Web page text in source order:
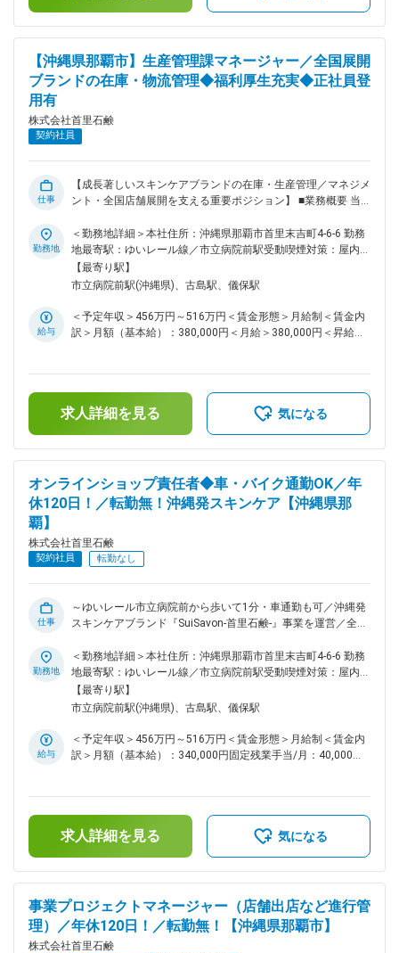
理、社内外との調整・渉外対応 ・チームメンバーのマネジメ
ン/ビジネスサポート領域を横断し、マルチな経験を活かせま
す。裁量が大きく、ブランドの進化を牽引できるポジションで
す。 ■就業環境 土日祝休み・年間休日120日以上／産休・育休
制度／事業所内保育園完備 ■企業魅力 「首里石鹸」は現在、
成長し、大きな転換期を迎えています。 私たちが目指すの
は、沖縄の魅力を世界へ届ける「世界のための沖縄」になるこ
と。 その実現に向け、組織体制と戦略の強化を図るべく、新
たにEC事業課長（オンラインショップ統括 / PM）を募集しま
す。 成長中の企業だからこそ味わえる、オンラインとビジネ
スサポートの領域を1マネジメントで推進できるところが最大
揮して組織を推進したい方に、ぜひチャレンジしていただきた
い環境です。 変更の範囲：会社の定める業務
【沖縄県那覇市】生産管理課マネージャー／全国展開
ブランドの在庫・物流管理◆福利厚生充実◆正社員登
用有
株式会社首里石鹸
契約社員
仕事
【成長著しいスキンケアブランドの在庫・生産管理／マネジメ
ント・全国店舗展開を支える重要ポジション】 ■業務概要 当
産管理課において、全国32店舗およびECサイトの在庫・生産
管理全般を担当いただきます。拡大を続ける事業において、需
給予測、発注計画、物流調整、在庫最適化、課題解決のPDCA
実行など、ブランド成長を支える要となる役割です。生産管理
・生産管理チームのマネジメント及び業務スケジュールの立
案・進捗管理 ・年間需要予測の策定と生産/発注計画立案 ・
む）及び物流業者への納品指示 ・流通業者・資材メーカー・
OEM先・倉庫業者との折衝や調整 ・棚卸計画の策定～実施、
棚卸後の数値分析・管理 ・新店舗OPENやPOPUP出店時の物流
準備（県外出張あり） ・店舗納品スケジュール管理・調整、
ルの推進 ■扱うサービス 200種類以上の自社製品を管理し、リ
ードタイム約5か月の運用体制を構築。一次保管倉庫・全国店
舗・ECサイト間で最適な商品流通を実現します。 ■組織構成
生産管理課は3～4名で構成され、部門横断で他部署・店舗と
開を目指すブランドの成長をダイレクトに支えることができ、
裁量を持って業務改善や仕組みづくりに携われます。 ■教育体
制 OJTや現場研修を通じて業務に慣れていただきます。社内
外のパートナーと協働しながら実践的にスキルアップできま
す。 ■就業環境 土日祝日休み（業務により変動有）、事業所
内保育園や多彩な福利厚生、社員割引ありなど、働きやすい環
管理責任者、店舗運営部門へのキャリアアップや、事業拡大に
伴う新規プロジェクトへの参画が可能です。 ■企業の特徴/魅
力 「香り広がる。記憶よみがえる。」をコンセプトに、沖縄
発のスキンケアブランドとして全国・海外展開を進める成長企
業です。 変更の範囲：会社の定める業務
勤務地
＜勤務地詳細＞本社住所：沖縄県那覇市首里末吉町4-6-6 勤務
地最寄駅：ゆいレール線／市立病院前駅受動喫煙対策：屋内全
面禁煙変更の範囲：会社の定める事業所
【最寄り駅】
市立病院前駅(沖縄県)、古島駅、儀保駅
給与
＜予定年収＞456万円～516万円＜賃金形態＞月給制＜賃金内
訳＞月額（基本給）：380,000円＜月給＞380,000円＜昇給有
給(月額)は固定手当を含めた表記です。
求人詳細を見る 気になる
オンラインショップ責任者◆車・バイク通勤OK／年
休120日！／転勤無！沖縄発スキンケア【沖縄県那
覇】
株式会社首里石鹸
契約社員 転勤なし
仕事
～ゆいレール市立病院前から歩いて1分・車通勤も可／沖縄発
スキンケアブランド『SuiSavon-首里石鹸-』事業を運営／全国
も充実！産休育休後の継続率100％と男女問わず働きやすい環
境があります～ ※試用期間は契約社員からのスタートですが、
6か月後に正社員登用を予定しております。 沖縄発化粧品・ス
キンケアブランド手掛ける当社にて、SuiSavonのECサイトの
ポジションをお任せしたいと考えています。 当社は店舗を全
国に拡大しており成長を続けておりますが、より「戦略的・デ
グ経験をお持ちの方 ・ブランドのCRM部門でのお仕事経験を
お持ちの方 ・沖縄の魅力をブランドを通して世界中に発信し
ていきたい方 これからのブランド拡大期にご自身の今までの
経験を生かして一緒にチャレンジしていきませんか？ ■具体的
する責任者ポジションです。 ・ECサイトの戦略設計、運営デ
ィレクション ・UI/UX改善 ・顧客感動施策の立案、実行 ・コ
ンテンツ制作、管理 ・カスタマーセンター統括 ・チームマネ
ジメント（目標設計／育成／評価） ■チーム体制： EC運用担
当、SNS運用担当、デザイン担当、カスタマーサポート担当で
勤務地
＜勤務地詳細＞本社住所：沖縄県那覇市首里末吉町4-6-6 勤務
地最寄駅：ゆいレール線／市立病院前駅受動喫煙対策：屋内全
面禁煙変更の範囲：会社の定める事業所
【最寄り駅】
市立病院前駅(沖縄県)、古島駅、儀保駅
給与
＜予定年収＞456万円～516万円＜賃金形態＞月給制＜賃金内
訳＞月額（基本給）：340,000円固定残業手当/月：40,000円
回※年間満額60万円（業績・成果による。）賃金はあくまでも
目安の金額であり、選考を通じて上下する可能性があります。
月給(月額)は固定手当を含めた表記です。
求人詳細を見る 気になる
事業プロジェクトマネージャー（店舗出店など進行管
理）／年休120日！／転勤無！【沖縄県那覇市】
株式会社首里石鹸